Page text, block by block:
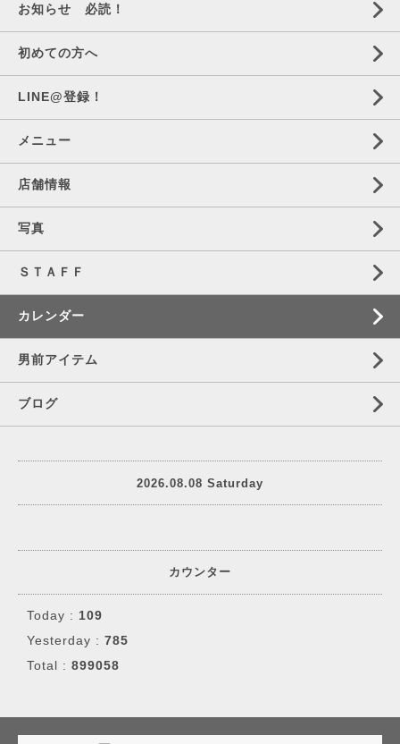
お知らせ 必読！
初めての方へ
LINE@登録！
メニュー
店舗情報
写真
ＳＴＡＦＦ
カレンダー
男前アイテム
ブログ
2026.08.08 Saturday
カウンター
Today : 109
Yesterday : 785
Total : 899058